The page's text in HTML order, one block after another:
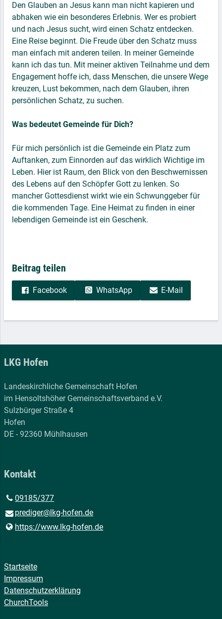
Den Glauben an Jesus kann man nicht kapieren und
abhaken wie ein besonderes Erlebnis. Wer es probiert
und nach Jesus sucht, wird einen Schatz entdecken.
Eine Reise beginnt. Die Freude über den Schatz muss
man einfach mit anderen teilen. In meiner Gemeinde
kann ich das tun. Mit meiner aktiven Teilnahme und dem
Engagement hoffe ich, dass Menschen, die unsere Wege
kreuzen, Lust bekommen, nach dem Glauben, ihren
persönlichen Schatz, zu suchen.
Was bedeutet Gemeinde für Dich?
Für mich persönlich ist die Gemeinde ein Platz zum
Auftanken, zum Einnorden auf das wirklich Wichtige im
Leben. Hier ist Raum, den Blick von den Beschwernissen
des Lebens auf den Schöpfer Gott zu lenken. So
mancher Gottesdienst wirkt wie ein Schwunggeber für
die kommenden Tage. Eine Heimat zu finden in einer
lebendigen Gemeinde ist ein Geschenk.
Beitrag teilen
Facebook WhatsApp E-Mail
LKG Hofen
Landeskirchliche Gemeinschaft Hofen
im Hensoltshöher Gemeinschaftsverband e.V.
Sulzbürger Straße 4
Hofen
DE - 92360 Mühlhausen
Kontakt
09185/377
prediger@​lkg-hofen.​de
https://www.​lkg-hofen.​de
Startseite
Impressum
Datenschutzerklärung
ChurchTools